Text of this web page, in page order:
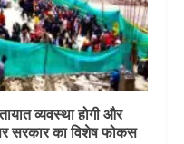
व्यवस्था होगी और
सरकार का विशेष फोकस